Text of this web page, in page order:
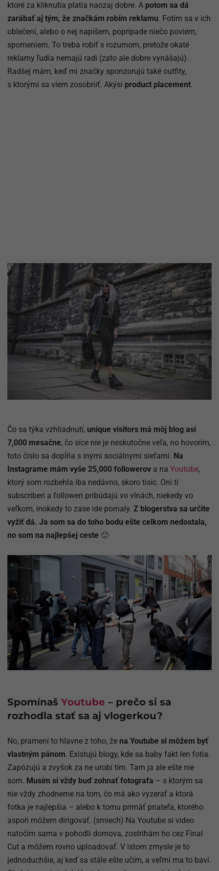
ktoré za kliknutia platia naozaj dobre. A potom sa dá
zarábať aj tým, že značkám robím reklamu. Fotím sa v ich
oblečení, alebo o nej napíšem, poprípade niečo poviem,
spomeniem. To treba robiť s rozumom, pretože okaté
reklamy ľudia nemajú radi (zato ale dobre vynášajú).
Radšej mám, keď mi značky sponzorujú také outfity,
s ktorými sa viem zosobniť. Akýsi product placement.
Čo sa týka vzhliadnutí, unique visitors má môj blog asi
7,000 mesačne, čo síce nie je neskutočne veľa, no hovorím,
toto číslo sa dopĺňa s inými sociálnymi sieťami. Na
Instagrame mám vyše 25,000 followerov a na Youtube,
ktorý som rozbehla iba nedávno, skoro tisíc. Oni tí
subscriberi a followeri pribúdajú vo vlnách, niekedy vo
veľkom, inokedy to zase ide pomaly. Z blogerstva sa určite
vyžiť dá. Ja som sa do toho bodu ešte celkom nedostala,
no som na najlepšej ceste 🙂
Spomínaš Youtube – prečo si sa
rozhodla stať sa aj vlogerkou?
No, pramení to hlavne z toho, že na Youtube si môžem byť
vlastným pánom. Existujú blogy, kde sa baby fakt len fotia.
Zapózujú a zvyšok za ne urobí tím. Tam ja ale ešte nie
som. Musím si vždy buď zohnať fotografa – s ktorým sa
nie vždy zhodneme na tom, čo má ako vyzerať a ktorá
fotka je najlepšia – alebo k tomu primäť priateľa, ktorého
aspoň môžem dirigovať. (smiech) Na Youtube si video
natočím sama v pohodlí domova, zostrihám ho cez Final
Cut a môžem rovno uploadovať. V istom zmysle je to
jednoduchšie, aj keď sa stále ešte učím, a veľmi ma to baví.